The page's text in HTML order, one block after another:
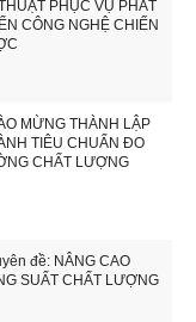
PHỤC VỤ PHÁT
CÔNG NGHỆ CHIẾN
MỪNG THÀNH LẬP
TIÊU CHUẨN ĐO
CHẤT LƯỢNG
đề: NÂNG CAO
SUẤT CHẤT LƯỢNG